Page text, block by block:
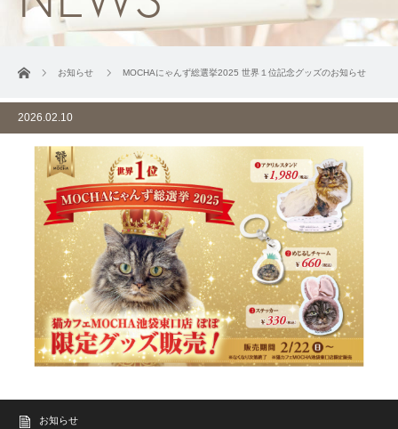
ホーム お知らせ MOCHAにゃんず総選挙2025 世界１位記念グッズのお知らせ
2026.02.10
お知らせ